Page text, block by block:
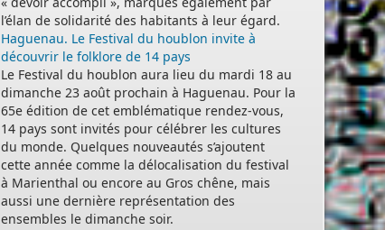
l’élan de solidarité des habitants à leur égard.
Haguenau. Le Festival du houblon invite à
découvrir le folklore de 14 pays
Le Festival du houblon aura lieu du mardi 18 au
dimanche 23 août prochain à Haguenau. Pour la
65e édition de cet emblématique rendez-vous,
14 pays sont invités pour célébrer les cultures
du monde. Quelques nouveautés s’ajoutent
cette année comme la délocalisation du festival
à Marienthal ou encore au Gros chêne, mais
aussi une dernière représentation des
ensembles le dimanche soir.